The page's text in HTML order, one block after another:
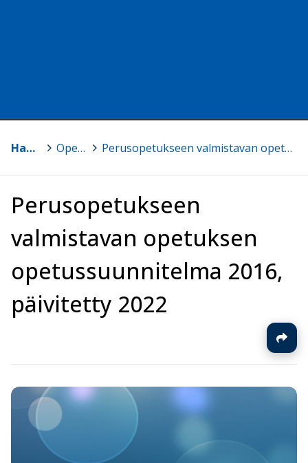
Haapajärvi Opetussuunnitelmat Perusopetukseen valmistavan opetuksen opetussuunnitelma 2016, päivitetty 2022
Perusopetukseen
valmistavan opetuksen
opetussuunnitelma 2016,
päivitetty 2022